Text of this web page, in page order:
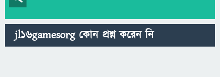
jl16gamesorg কোন প্রশ্ন করেন নি